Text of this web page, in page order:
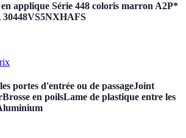
applique Série 448 coloris marron A2P*
portes d'entrée ou de passageJoint
en poilsLame de plastique entre les